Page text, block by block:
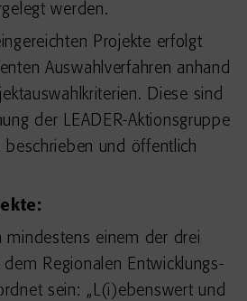
werden.
Projekte erfolgt
Auswahlverfahren anhand
Diese sind
der LEADER-Aktionsgruppe
beschrieben und öffentlich
mindestens einem der drei
Regionalen Entwicklungs-
sein: „L(i)ebenswert und